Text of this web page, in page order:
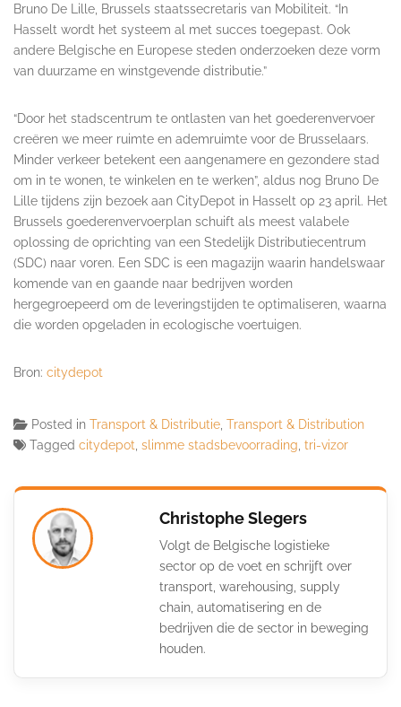
Bruno De Lille, Brussels staatssecretaris van Mobiliteit. “In
Hasselt wordt het systeem al met succes toegepast. Ook
andere Belgische en Europese steden onderzoeken deze vorm
van duurzame en winstgevende distributie.”
“Door het stadscentrum te ontlasten van het goederenvervoer
creëren we meer ruimte en ademruimte voor de Brusselaars.
Minder verkeer betekent een aangenamere en gezondere stad
om in te wonen, te winkelen en te werken”, aldus nog Bruno De
Lille tijdens zijn bezoek aan CityDepot in Hasselt op 23 april. Het
Brussels goederenvervoerplan schuift als meest valabele
oplossing de oprichting van een Stedelijk Distributiecentrum
(SDC) naar voren. Een SDC is een magazijn waarin handelswaar
komende van en gaande naar bedrijven worden
hergegroepeerd om de leveringstijden te optimaliseren, waarna
die worden opgeladen in ecologische voertuigen.
Bron: citydepot
Posted in Transport & Distributie Transport & Distribution
Tagged citydepot slimme stadsbevoorrading tri-vizor
Christophe Slegers
Volgt de Belgische logistieke
sector op de voet en schrijft over
transport, warehousing, supply
chain, automatisering en de
bedrijven die de sector in beweging
houden.